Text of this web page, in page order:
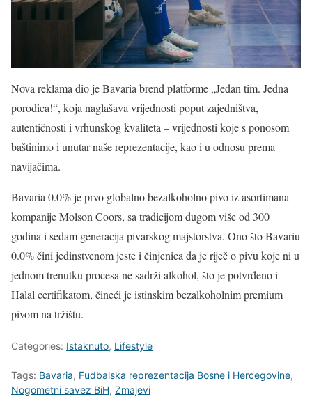
Nova reklama dio je Bavaria brend platforme „Jedan tim. Jedna
porodica!“, koja naglašava vrijednosti poput zajedništva,
autentičnosti i vrhunskog kvaliteta – vrijednosti koje s ponosom
baštinimo i unutar naše reprezentacije, kao i u odnosu prema
navijačima.
Bavaria 0.0% je prvo globalno bezalkoholno pivo iz asortimana
kompanije Molson Coors, sa tradicijom dugom više od 300
godina i sedam generacija pivarskog majstorstva. Ono što Bavariu
0.0% čini jedinstvenom jeste i činjenica da je riječ o pivu koje ni u
jednom trenutku procesa ne sadrži alkohol, što je potvrđeno i
Halal certifikatom, čineći je istinskim bezalkoholnim premium
pivom na tržištu.
Categories: Istaknuto, Lifestyle
Tags: Bavaria, Fudbalska reprezentacija Bosne i Hercegovine,
Nogometni savez BiH, Zmajevi